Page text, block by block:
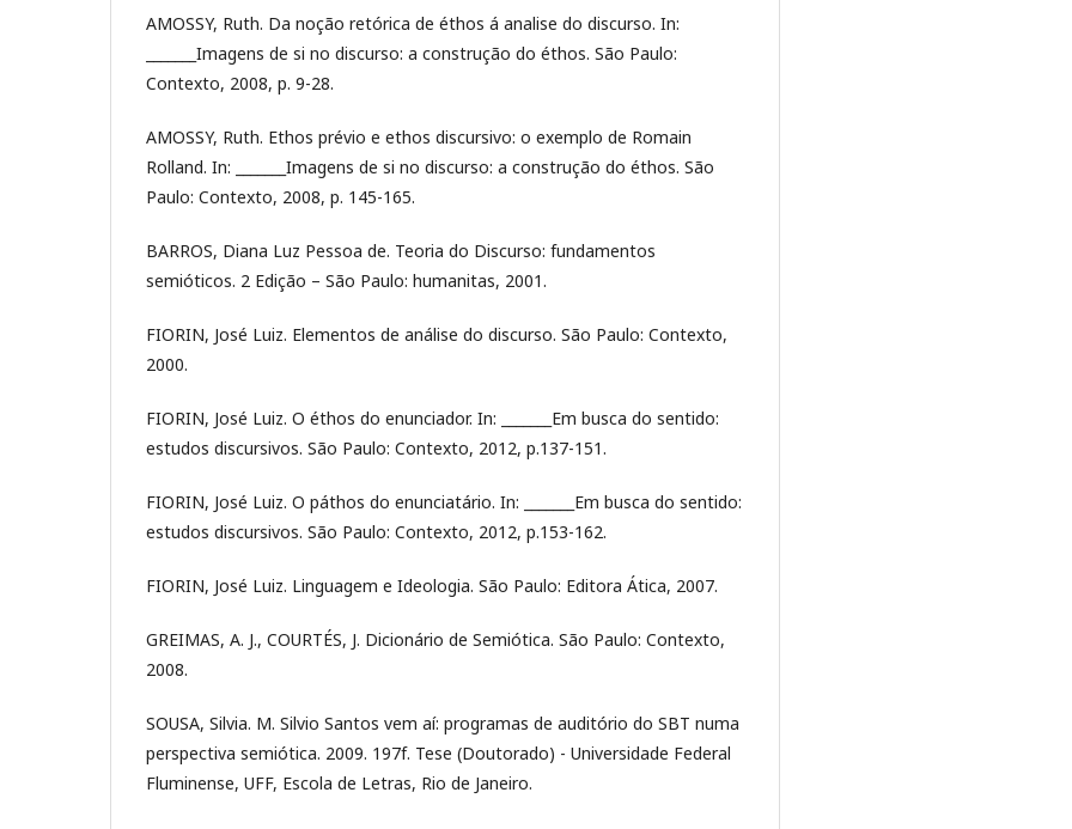
AMOSSY, Ruth. Da noção retórica de éthos á analise do discurso. In:
_______Imagens de si no discurso: a construção do éthos. São Paulo:
Contexto, 2008, p. 9-28.
AMOSSY, Ruth. Ethos prévio e ethos discursivo: o exemplo de Romain
Rolland. In: _______Imagens de si no discurso: a construção do éthos. São
Paulo: Contexto, 2008, p. 145-165.
BARROS, Diana Luz Pessoa de. Teoria do Discurso: fundamentos
semióticos. 2 Edição – São Paulo: humanitas, 2001.
FIORIN, José Luiz. Elementos de análise do discurso. São Paulo: Contexto,
2000.
FIORIN, José Luiz. O éthos do enunciador. In: _______Em busca do sentido:
estudos discursivos. São Paulo: Contexto, 2012, p.137-151.
FIORIN, José Luiz. O páthos do enunciatário. In: _______Em busca do sentido:
estudos discursivos. São Paulo: Contexto, 2012, p.153-162.
FIORIN, José Luiz. Linguagem e Ideologia. São Paulo: Editora Ática, 2007.
GREIMAS, A. J., COURTÉS, J. Dicionário de Semiótica. São Paulo: Contexto,
2008.
SOUSA, Silvia. M. Silvio Santos vem aí: programas de auditório do SBT numa
perspectiva semiótica. 2009. 197f. Tese (Doutorado) - Universidade Federal
Fluminense, UFF, Escola de Letras, Rio de Janeiro.